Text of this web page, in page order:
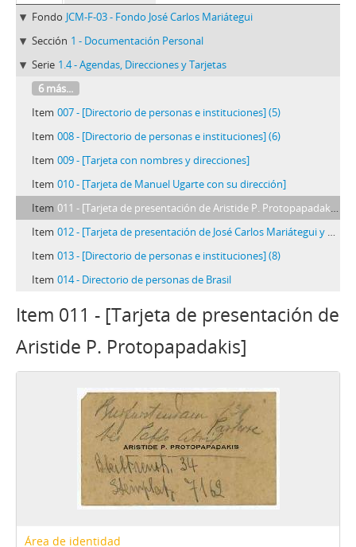
Fondo JCM-F-03 - Fondo José Carlos Mariátegui
Sección 1 - Documentación Personal
Serie 1.4 - Agendas, Direcciones y Tarjetas
6 más...
Item 007 - [Directorio de personas e instituciones] (5)
Item 008 - [Directorio de personas e instituciones] (6)
Item 009 - [Tarjeta con nombres y direcciones]
Item 010 - [Tarjeta de Manuel Ugarte con su dirección]
Item 011 - [Tarjeta de presentación de Aristide P. Protopapadakis]
Item 012 - [Tarjeta de presentación de José Carlos Mariátegui y Anna Chiappe]
Item 013 - [Directorio de personas e instituciones] (8)
Item 014 - Directorio de personas de Brasil
Item 011 - [Tarjeta de presentación de
Aristide P. Protopapadakis]
Área de identidad